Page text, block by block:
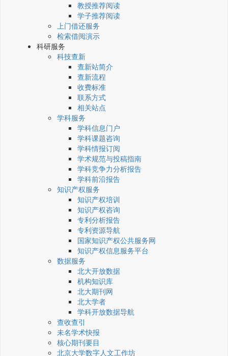
教授推荐阅读
学子推荐阅读
上门借还服务
检索借阅演示
科研服务
科技查新
查新站简介
查新流程
收费标准
联系方式
相关站点
学科服务
学科信息门户
学科课题咨询
学科情报订阅
学术规范与投稿指南
学科竞争力分析报告
学科前沿报告
知识产权服务
知识产权培训
知识产权咨询
专利分析报告
专利资源导航
国家知识产权公共服务网
知识产权信息服务平台
数据服务
北大开放数据
机构知识库
北大期刊网
北大学者
学科开放数据导航
查收查引
未名学术快报
核心期刊要目
北京大学数字人文工作坊